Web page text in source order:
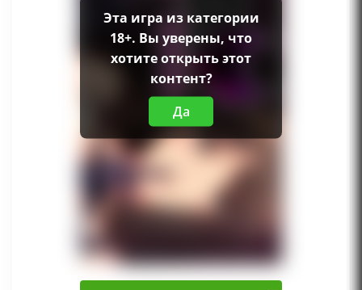
Эта игра из категории
18+. Вы уверены, что
хотите открыть этот
контент?
Да